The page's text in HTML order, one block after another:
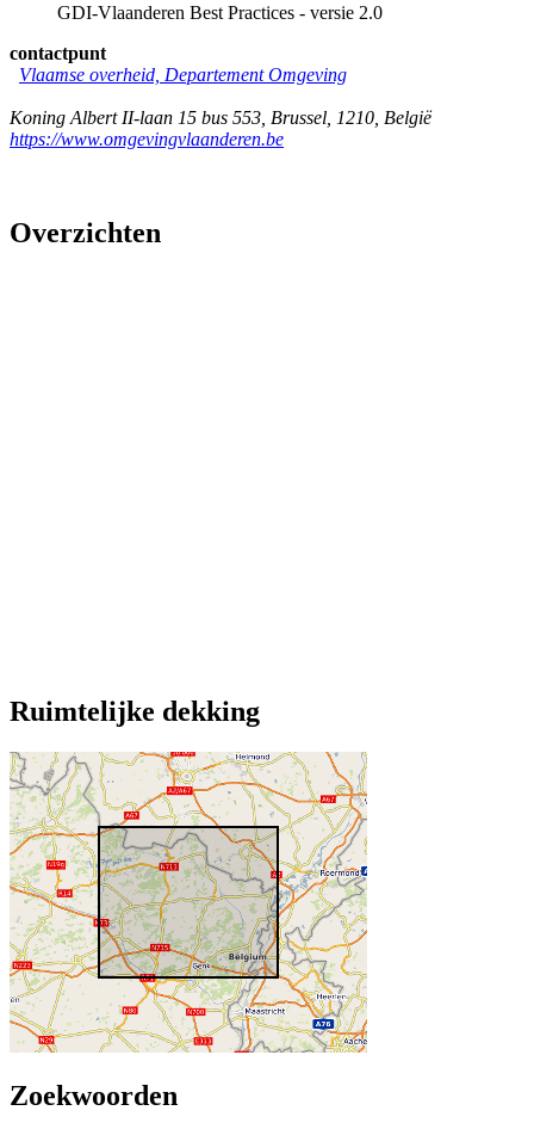
GDI-Vlaanderen Best Practices - versie 2.0
contactpunt
Vlaamse overheid, Departement Omgeving
Koning Albert II-laan 15 bus 553 Brussel 1210 België
https://www.omgevingvlaanderen.be
Overzichten
Ruimtelijke dekking
Zoekwoorden